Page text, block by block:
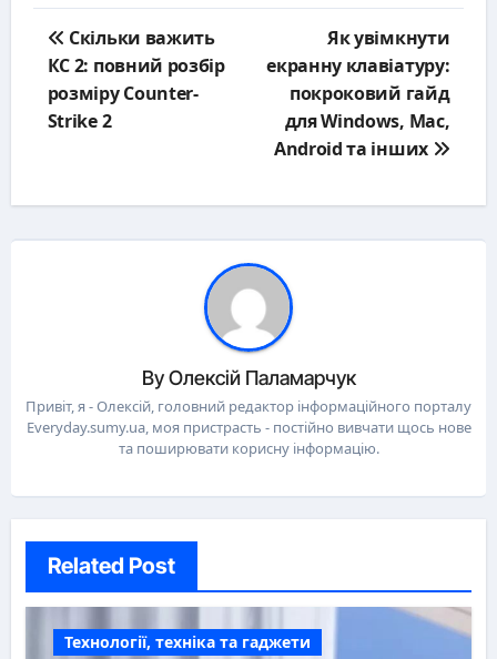
navigation
Скільки важить
КС 2: повний розбір
розміру Counter-
Strike 2
Як увімкнути
екранну клавіатуру:
покроковий гайд
для Windows, Mac,
Android та інших
ByОлексій Паламарчук
Привіт, я - Олексій, головний редактор інформаційного порталу
Everyday.sumy.ua, моя пристрасть - постійно вивчати щось нове
та поширювати корисну інформацію.
Related Post
Технології, техніка та гаджети